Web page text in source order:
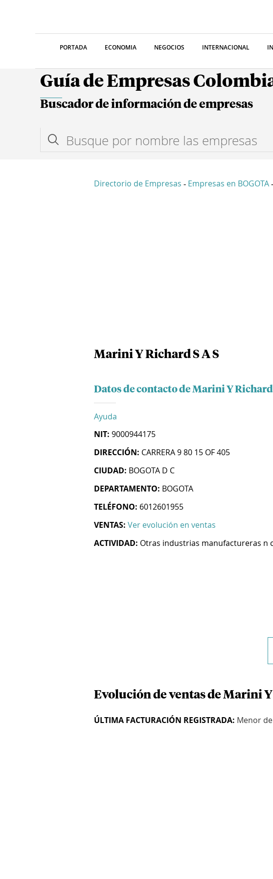
PORTADA ECONOMIA NEGOCIOS INTERNACIONAL
Guía de Empresas
Buscador de información de empresas
Directorio de Empresas - Empresas en BOGOTA -
Marini Y Richard S A S
Datos de contacto de Marini Y Richard
Ayuda
NIT: 9000944175
DIRECCIÓN: CARRERA 9 80 15 OF 405
CIUDAD: BOGOTA D C
DEPARTAMENTO: BOGOTA
TELÉFONO: 6012601955
VENTAS: Ver evolución en ventas
ACTIVIDAD: Otras industrias manufactureras n
Evolución de ventas de Marini Y
ÚLTIMA FACTURACIÓN REGISTRADA: Menor de